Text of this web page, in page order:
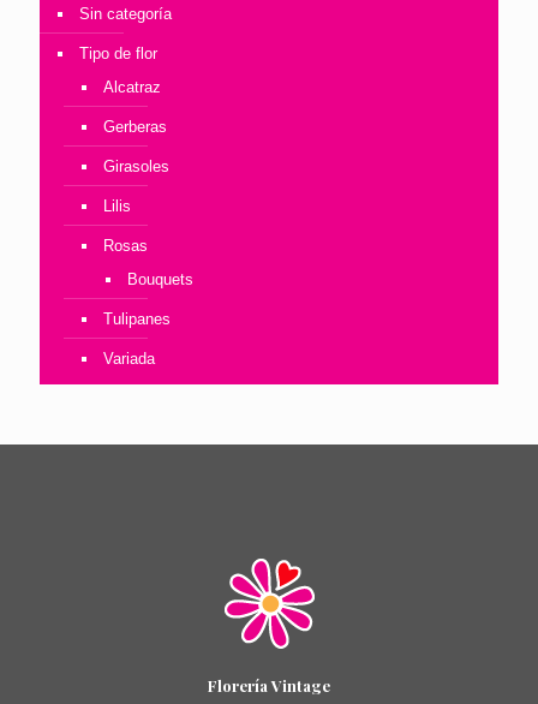
Sin categoría
Tipo de flor
Alcatraz
Gerberas
Girasoles
Lilis
Rosas
Bouquets
Tulipanes
Variada
Florería Vintage